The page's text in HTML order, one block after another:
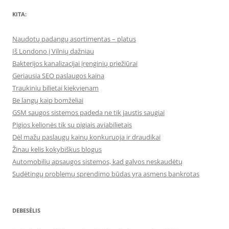
KITA:
Naudotų padangų asortimentas – platus
Iš Londono į Vilnių dažniau
Bakterijos kanalizacijai įrenginių priežiūrai
Geriausia SEO paslaugos kaina
Traukiniu bilietai kiekvienam
Be langų kaip bomželiai
GSM saugos sistemos padeda ne tik jaustis saugiai
Pigios kelionės tik su pigiais aviabilietais
Dėl mažų paslaugų kainų konkuruoja ir draudikai
Žinau kelis kokybiškus blogus
Automobilių apsaugos sistemos, kad galvos neskaudėtų
Sudėtingų problemų sprendimo būdas yra asmens bankrotas
DEBESĖLIS